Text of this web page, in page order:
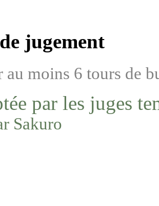
jugement
moins 6 tours de
par les juges
Sakuro